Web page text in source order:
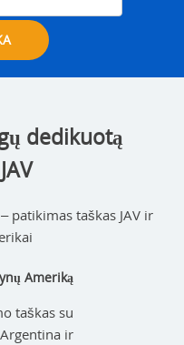
dedikuotą
patikimas taškas JAV ir
Ameriką
taškas su
ir